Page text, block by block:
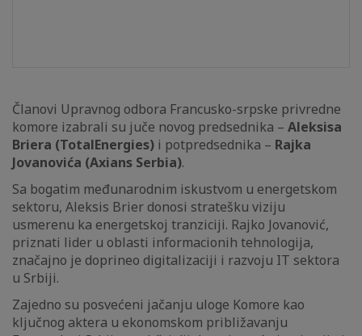
Članovi Upravnog odbora Francusko-srpske privredne
komore izabrali su juče novog predsednika – Aleksisa
Briera (TotalEnergies) i potpredsednika – Rajka
Jovanovića (Axians Serbia).
Sa bogatim međunarodnim iskustvom u energetskom
sektoru, Aleksis Brier donosi stratešku viziju
usmerenu ka energetskoj tranziciji. Rajko Jovanović,
priznati lider u oblasti informacionih tehnologija,
značajno je doprineo digitalizaciji i razvoju IT sektora
u Srbiji.
Zajedno su posvećeni jačanju uloge Komore kao
ključnog aktera u ekonomskom približavanju